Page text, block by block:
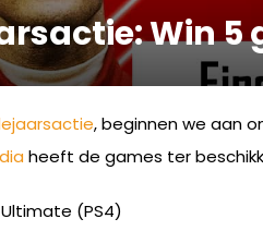
Win 5
, beginnen we aan
heeft de games ter
(PS4)